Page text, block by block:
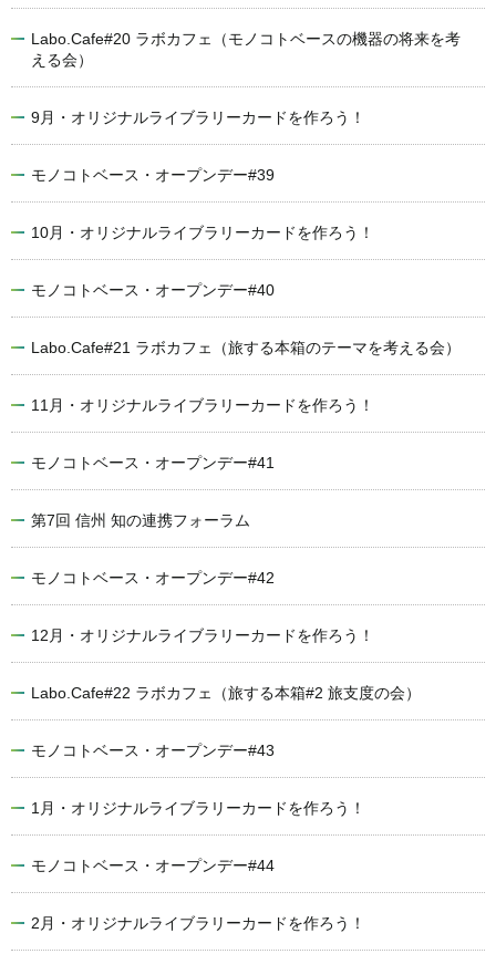
Labo.Cafe#20 ラボカフェ（モノコトベースの機器の将来を考
える会）
9月・オリジナルライブラリーカードを作ろう！
モノコトベース・オープンデー#39
10月・オリジナルライブラリーカードを作ろう！
モノコトベース・オープンデー#40
Labo.Cafe#21 ラボカフェ（旅する本箱のテーマを考える会）
11月・オリジナルライブラリーカードを作ろう！
モノコトベース・オープンデー#41
第7回 信州 知の連携フォーラム
モノコトベース・オープンデー#42
12月・オリジナルライブラリーカードを作ろう！
Labo.Cafe#22 ラボカフェ（旅する本箱#2 旅支度の会）
モノコトベース・オープンデー#43
1月・オリジナルライブラリーカードを作ろう！
モノコトベース・オープンデー#44
2月・オリジナルライブラリーカードを作ろう！